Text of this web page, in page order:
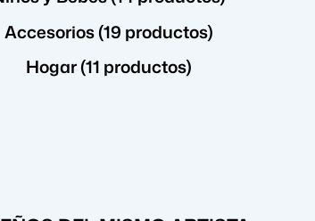
Accesorios (19 productos)
Hogar (11 productos)